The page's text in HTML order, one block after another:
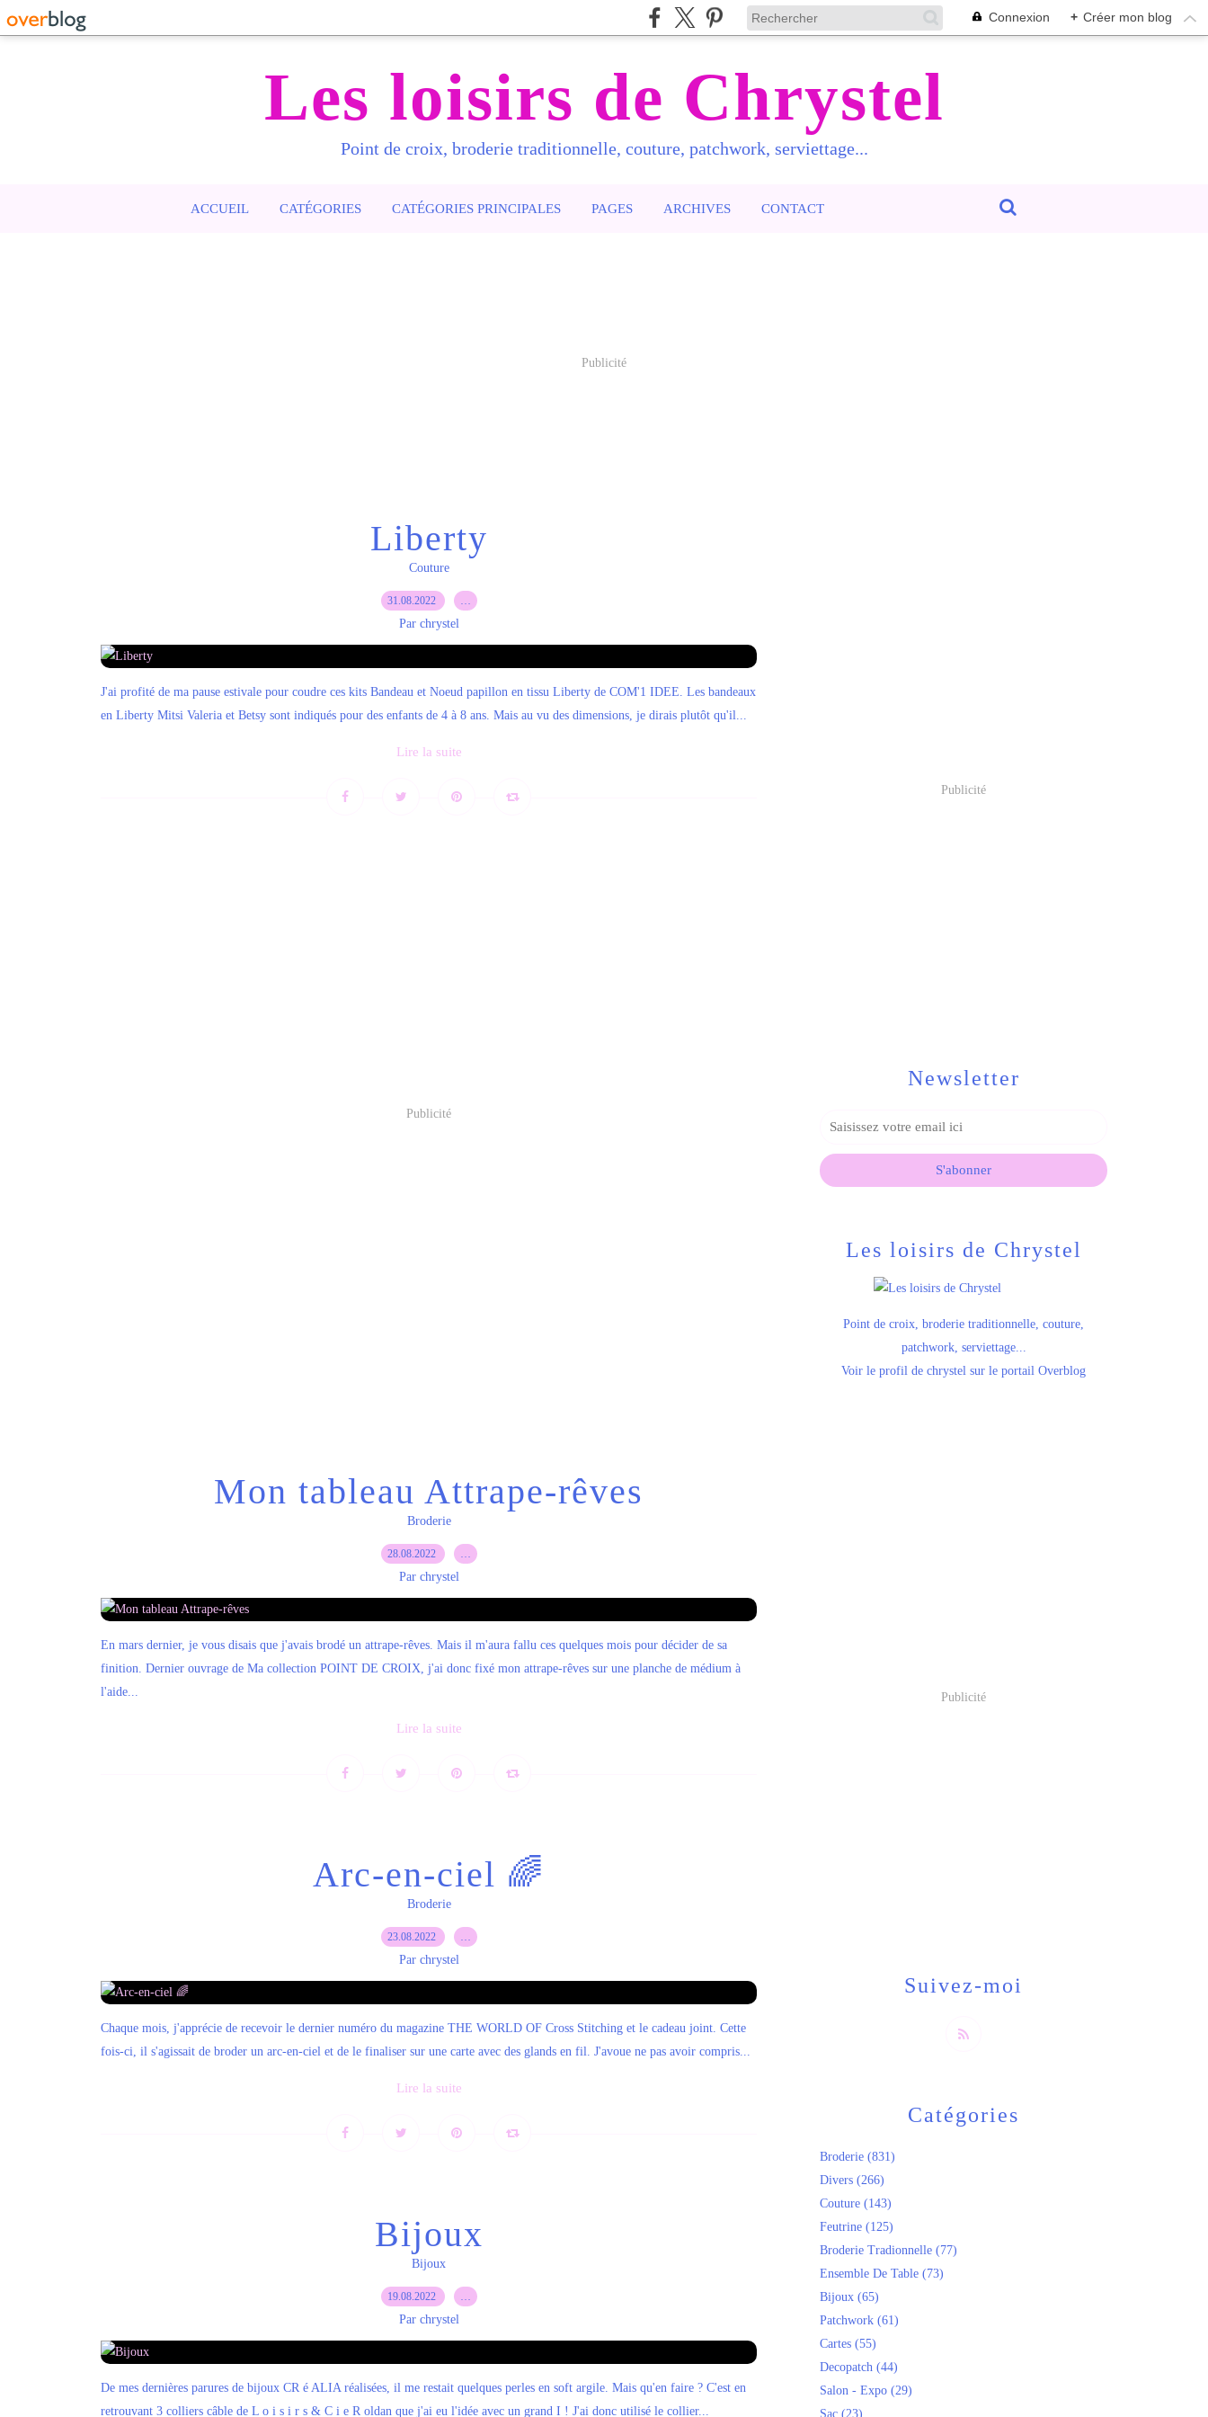
Connexion + Créer mon blog
Les loisirs de Chrystel
Point de croix, broderie traditionnelle, couture, patchwork, serviettage...
ACCUEIL CATÉGORIES CATÉGORIES PRINCIPALES PAGES ARCHIVES CONTACT
Publicité
Liberty
Couture
31.08.2022 …
Par chrystel
J'ai profité de ma pause estivale pour coudre ces kits Bandeau et Noeud papillon en tissu Liberty de COM'1 IDEE. Les bandeaux
en Liberty Mitsi Valeria et Betsy sont indiqués pour des enfants de 4 à 8 ans. Mais au vu des dimensions, je dirais plutôt qu'il...
Lire la suite
Publicité
Mon tableau Attrape-rêves
Broderie
28.08.2022 …
Par chrystel
En mars dernier, je vous disais que j'avais brodé un attrape-rêves. Mais il m'aura fallu ces quelques mois pour décider de sa
finition. Dernier ouvrage de Ma collection POINT DE CROIX, j'ai donc fixé mon attrape-rêves sur une planche de médium à
l'aide...
Lire la suite
Arc-en-ciel 🌈
Broderie
23.08.2022 …
Par chrystel
Chaque mois, j'apprécie de recevoir le dernier numéro du magazine THE WORLD OF Cross Stitching et le cadeau joint. Cette
fois-ci, il s'agissait de broder un arc-en-ciel et de le finaliser sur une carte avec des glands en fil. J'avoue ne pas avoir compris...
Lire la suite
Bijoux
Bijoux
19.08.2022 …
Par chrystel
De mes dernières parures de bijoux CR é ALIA réalisées, il me restait quelques perles en soft argile. Mais qu'en faire ? C'est en
retrouvant 3 colliers câble de L o i s i r s & C i e R oldan que j'ai eu l'idée avec un grand I ! J'ai donc utilisé le collier...
Newsletter
Publicité
Catégories
Broderie (831)
Divers (266)
Couture (143)
Feutrine (125)
Broderie Tradionnelle (77)
Ensemble De Table (73)
Bijoux (65)
Patchwork (61)
Cartes (55)
Decopatch (44)
Salon - Expo (29)
Sac (23)
Les loisirs de Chrystel
Point de croix, broderie traditionnelle, couture,
patchwork, serviettage...
Voir le profil de chrystel sur le portail Overblog
Suivez-moi
Publicité